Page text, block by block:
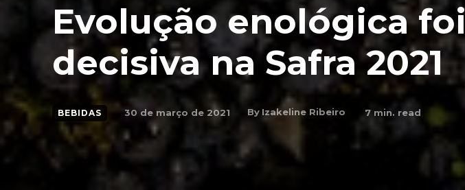
Evolução enológica foi
decisiva na Safra 2021
BEBIDAS 30 de março de 2021 By Izakeline Ribeiro 7 min. read